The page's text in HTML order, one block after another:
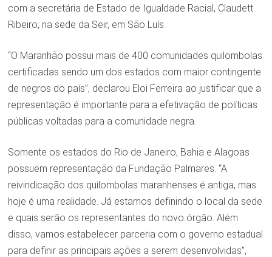
com a secretária de Estado de Igualdade Racial, Claudett
Ribeiro, na sede da Seir, em São Luís.
“O Maranhão possui mais de 400 comunidades quilombolas
certificadas sendo um dos estados com maior contingente
de negros do país”, declarou Eloi Ferreira ao justificar que a
representação é importante para a efetivação de políticas
públicas voltadas para a comunidade negra.
Somente os estados do Rio de Janeiro, Bahia e Alagoas
possuem representação da Fundação Palmares. “A
reivindicação dos quilombolas maranhenses é antiga, mas
hoje é uma realidade. Já estamos definindo o local da sede
e quais serão os representantes do novo órgão. Além
disso, vamos estabelecer parceria com o governo estadual
para definir as principais ações a serem desenvolvidas”,